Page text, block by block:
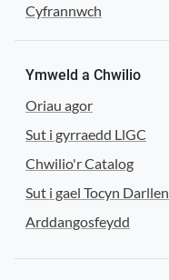
Cyfrannwch
Ymweld a Chwilio
Oriau agor
Sut i gyrraedd LlGC
Chwilio'r Catalog
Sut i gael Tocyn Darllen
Arddangosfeydd